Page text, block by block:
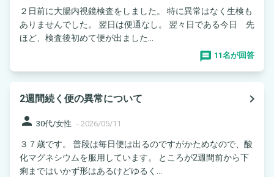
２日前に大腸内視鏡検査をしました。 特に異常はなく生検も
ありませんでした。 翌日は便通なし。 翌々日である今日 先
ほど、検査後初めて便が出ました...
11名が回答
2週間続く便の異常について
navigate_next
person 30代/女性 - 2026/05/11
３７歳です。 普段は毎日便は出るのですがかためなので、酸
化マグネシウムを服用しています。 ところが2週間前から下
痢まではいかず形はあるけどゆるく...